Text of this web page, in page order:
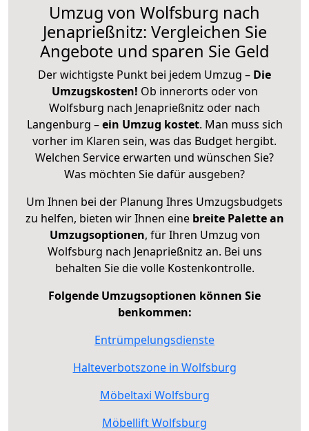
Umzug von Wolfsburg nach
Jenaprießnitz: Vergleichen Sie
Angebote und sparen Sie Geld
Der wichtigste Punkt bei jedem Umzug – Die
Umzugskosten! Ob innerorts oder von
Wolfsburg nach Jenaprießnitz oder nach
Langenburg –ein Umzug kostet. Man muss sich
vorher im Klaren sein, was das Budget hergibt.
Welchen Service erwarten und wünschen Sie?
Was möchten Sie dafür ausgeben?
Um Ihnen bei der Planung Ihres Umzugsbudgets
zu helfen, bieten wir Ihnen eine breite Palette an
Umzugsoptionen, für Ihren Umzug von
Wolfsburg nach Jenaprießnitz an. Bei uns
behalten Sie die volle Kostenkontrolle.
Folgende Umzugsoptionen können Sie
benkommen:
Entrümpelungsdienste
Halteverbotszone in Wolfsburg
Möbeltaxi Wolfsburg
Möbellift Wolfsburg